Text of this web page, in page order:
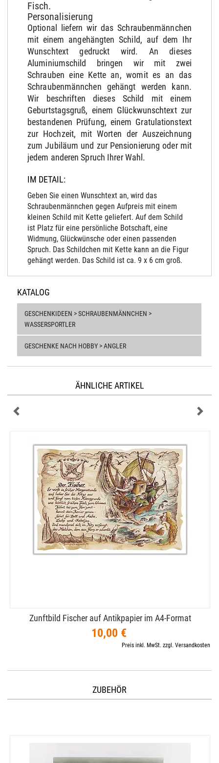
Fisch.
Personalisierung
Optional liefern wir das Schraubenmännchen
mit einem angehängten Schild, auf dem Ihr
Wunschtext gedruckt wird. An dieses
Aluminiumschild bringen wir mit zwei
Schrauben eine Kette an, womit es an das
Schraubenmännchen gehängt werden kann.
Wir beschriften dieses Schild mit einem
Geburtstagsgruß, einem Glückwunschtext zur
bestandenen Prüfung, einem Gratulationstext
zur Hochzeit, mit Worten der Auszeichnung
zum Jubiläum und zur Pensionierung oder mit
jedem anderen Spruch Ihrer Wahl.
IM DETAIL:
Geben Sie einen Wunschtext an, wird das
Schraubenmännchen gegen Aufpreis mit einem
kleinen Schild mit Kette geliefert. Auf dem Schild
ist Platz für eine persönliche Botschaft, eine
Widmung, Glückwünsche oder einen passenden
Spruch. Das Schildchen mit Kette kann an die Figur
gehängt werden. Das Schild ist ca. 9 x 6 cm groß.
KATALOG
GESCHENKIDEEN > SCHRAUBENMÄNNCHEN >
WASSERSPORTLER
GESCHENKE NACH HOBBY > ANGLER
ÄHNLICHE ARTIKEL
Zunftbild Fischer auf Antikpapier im A4-​Format
10,00 €
Preis inkl. MwSt. zzgl. Versandkosten
ZUBEHÖR